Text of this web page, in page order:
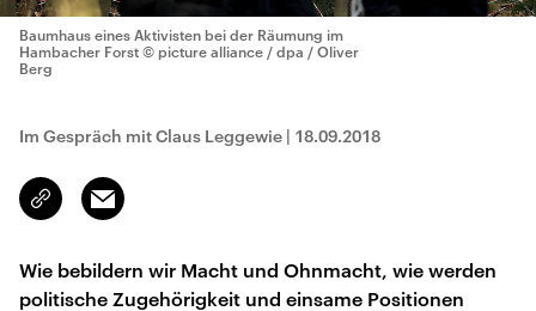
Baumhaus eines Aktivisten bei der Räumung im
Hambacher Forst © picture alliance / dpa / Oliver
Berg
Im Gespräch mit Claus Leggewie | 18.09.2018
Link
kopieren/teilen
Email
Wie bebildern wir Macht und Ohnmacht, wie werden
politische Zugehörigkeit und einsame Positionen